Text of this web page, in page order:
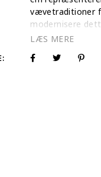
vævetraditioner
modernisere
designtrends
vintagetekstur